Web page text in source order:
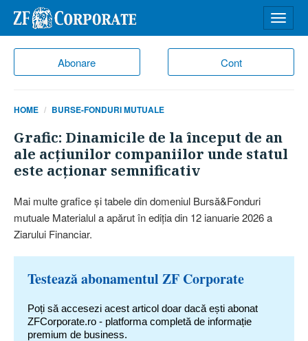
Abonare Cont
meniu
HOME BURSE-FONDURI MUTUALE
Grafic: Dinamicile de la început de an
ale acţiunilor companiilor unde statul
este acţionar semnificativ
Mai multe grafice şi tabele din domeniul Bursă&Fonduri
mutuale Materialul a apărut în ediţia din 12 ianuarie 2026 a
Ziarului Financiar.
Testează abonamentul ZF Corporate
Poți să accesezi acest articol doar dacă ești abonat
ZFCorporate.ro - platforma completă de informație
premium de business.